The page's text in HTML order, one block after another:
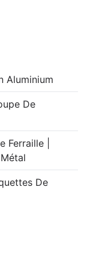
Aluminium
De
Ferraille |
De